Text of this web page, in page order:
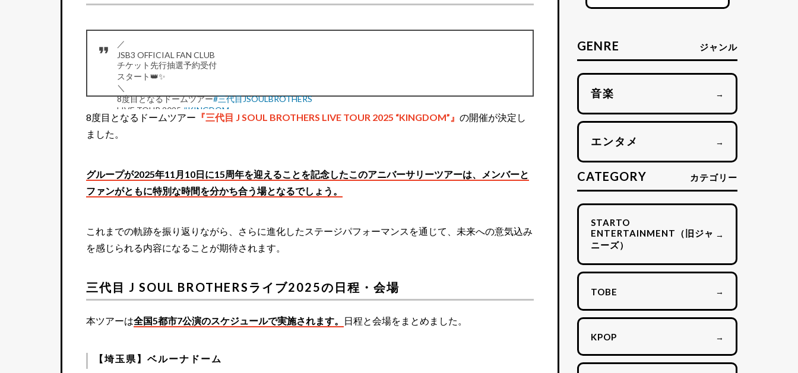
／
JSB3 OFFICIAL FAN CLUB
チケット先行抽選予約受付
スタート👑✨️
＼
8度目となるドームツアー#三代目JSOULBROTHERS
LIVE TOUR 2025 #KINGDOM
【FC会員 申込期間】
8度目となるドームツアー 『三代目 J SOUL BROTHERS LIVE TOUR 2025 “KINGDOM”』 の開催が決定し
ました。
グループが2025年11月10日に15周年を迎えることを記念したこのアニバーサリーツアーは、メンバーと
ファンがともに特別な時間を分かち合う場となるでしょう。
これまでの軌跡を振り返りながら、さらに進化したステージパフォーマンスを通じて、未来への意気込み
を感じられる内容になることが期待されます。
三代目 J SOUL BROTHERSライブ2025の日程・会場
本ツアーは全国5都市7公演のスケジュールで実施されます。 日程と会場をまとめました。
【埼玉県】ベルーナドーム
GENRE ジャンル
音楽 →
エンタメ →
CATEGORY カテゴリー
STARTO
ENTERTAINMENT（旧ジャ
ニーズ）
→
TOBE →
KPOP →